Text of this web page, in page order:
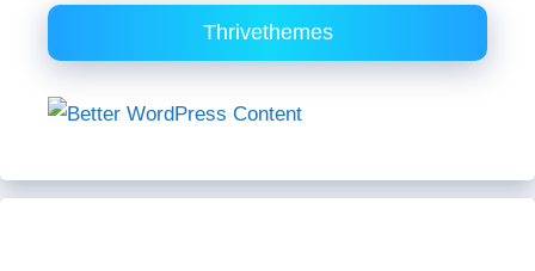
Thrivethemes